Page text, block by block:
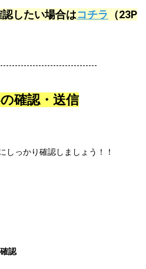
したい場合はコチラ （23P
確認・送信
しっかり確認しましょう！！
認